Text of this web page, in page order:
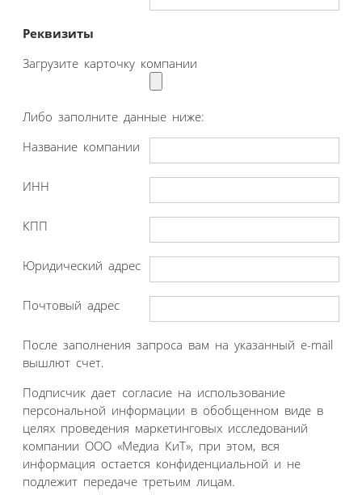
Реквизиты
Загрузите карточку компании
Либо заполните данные ниже:
Название компании
ИНН
КПП
Юридический адрес
Почтовый адрес
После заполнения запроса вам на указанный e-mail
вышлют счет.
Подписчик дает согласие на использование
персональной информации в обобщенном виде в
целях проведения маркетинговых исследований
компании ООО «Медиа КиТ», при этом, вся
информация остается конфиденциальной и не
подлежит передаче третьим лицам.